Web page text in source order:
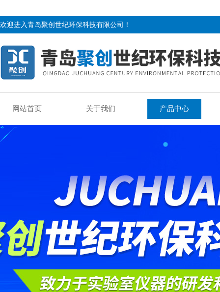
欢迎进入青岛聚创世纪环保科技有限公司！
网站首页 关于我们 产品中心